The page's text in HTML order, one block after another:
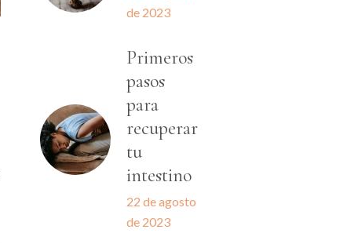
de 2023
Primeros
pasos
para
recuperar
tu
intestino
22 de agosto
de 2023